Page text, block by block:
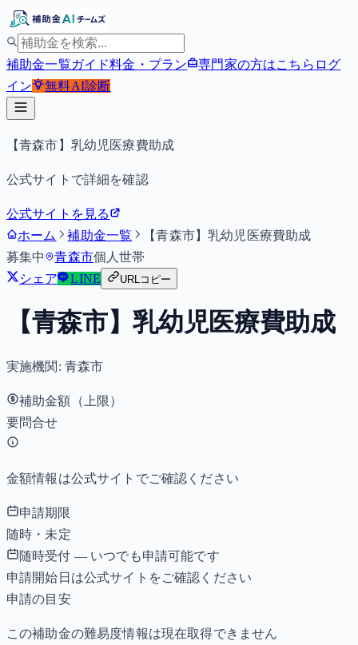
補助金一覧ガイド料金・プラン 専門家の方はこちら ログ
イン
無料AI診断
【青森市】乳幼児医療費助成
公式サイトで詳細を確認
公式サイトを見る
ホーム
補助金一覧
【青森市】乳幼児医療費助成
募集中
青森市個人世帯
シェア
LINE URLコピー
【青森市】乳幼児医療費助成
実施機関: 青森市
補助金額（上限）
要問合せ
金額情報は公式サイトでご確認ください
申請期限
随時・未定
随時受付 — いつでも申請可能です
申請開始日は公式サイトをご確認ください
申請の目安
この補助金の難易度情報は現在取得できません